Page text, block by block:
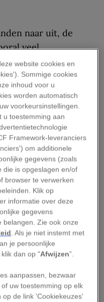
naar uit, de
veel
verschillende
time of the
tijd om niet
we Delphine, die
werkt.
jaar geleden voor
naar Spanje,
te belanden.
vertrekt ze naar
als freelancer,
van een nieuwe
website cookies en
Sommige cookies
inhoud voor u
worden automatisch
voorkeursinstellingen.
u toestemming aan
Framework-leveranciers
om additionele
gegevens (zoals
die is opgeslagen en/of
browser te verwerken
Klik op
informatie over deze
gegevens
belangen. Zie ook onze
. Als je niet instemt met
je persoonlijke
dan op "Afwijzen”.
aanpassen, bezwaar
uw toestemming op elk
de link 'Cookiekeuzes'